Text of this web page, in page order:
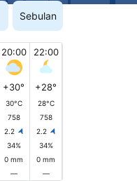
Sebulan
20:00 22:00
+30° +28°
30°C
28°C
758
758
2.2
2.2
34%
34%
0 mm
0 mm
— —